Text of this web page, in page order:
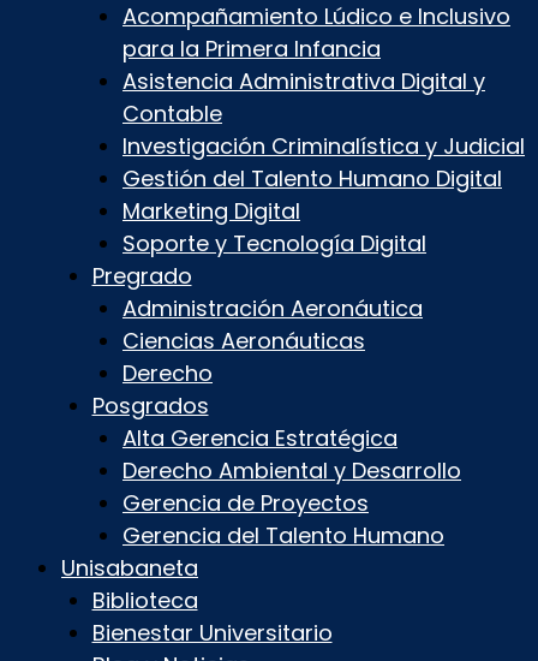
Acompañamiento Lúdico e Inclusivo
para la Primera Infancia
Asistencia Administrativa Digital y
Contable
Investigación Criminalística y Judicial
Gestión del Talento Humano Digital
Marketing Digital
Soporte y Tecnología Digital
Pregrado
Administración Aeronáutica
Ciencias Aeronáuticas
Derecho
Posgrados
Alta Gerencia Estratégica
Derecho Ambiental y Desarrollo
Gerencia de Proyectos
Gerencia del Talento Humano
Unisabaneta
Biblioteca
Bienestar Universitario